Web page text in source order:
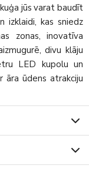
jūs varat baudīt
izklaidi, kas sniedz
zonas, inovatīva
divu klāju
LED kupolu un
āra ūdens atrakciju